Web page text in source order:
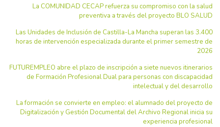
La COMUNIDAD CECAP refuerza su compromiso con la salud
preventiva a través del proyecto BLO SALUD
Las Unidades de Inclusión de Castilla-La Mancha superan las 3.400
horas de intervención especializada durante el primer semestre de
2026
FUTUREMPLEO abre el plazo de inscripción a siete nuevos itinerarios
de Formación Profesional Dual para personas con discapacidad
intelectual y del desarrollo
La formación se convierte en empleo: el alumnado del proyecto de
Digitalización y Gestión Documental del Archivo Regional inicia su
experiencia profesional